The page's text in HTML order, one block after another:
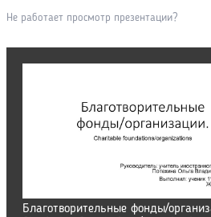
Не работает просмотр презентации?
Благотворительные фонды/